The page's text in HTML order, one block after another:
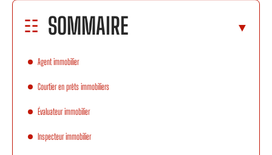
SOMMAIRE
Agent immobilier
Courtier en prêts immobiliers
Évaluateur immobilier
Inspecteur immobilier